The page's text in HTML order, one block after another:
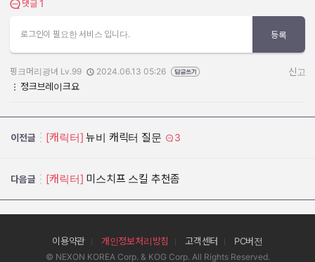
댓글 보기
댓글 1
로그인이 필요한 서비스 입니다. 등록
작성자:
핑크머리광녀 Lv.99
작성일:
2024.06.13 05:26
신고
정크브레이크요
이전글 [캐릭터] 뉴비 캐릭터 질문 3
다음글 [캐릭터] 미스치프 스킬 추천좀
이용약관 개인정보처리방침 고객센터 PC버전
© NEXON KOREA Corp. & KOG Corp. All Rights Reserved.